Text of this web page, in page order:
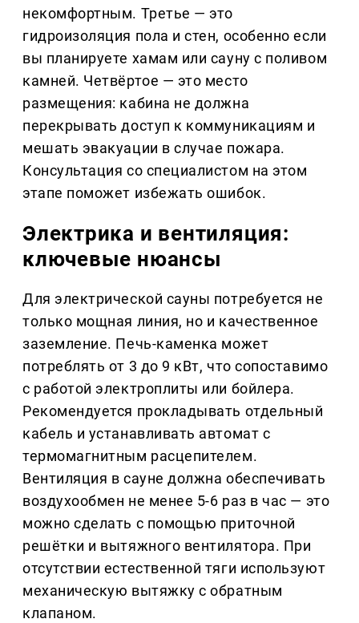
некомфортным. Третье — это
гидроизоляция пола и стен, особенно если
вы планируете хамам или сауну с поливом
камней. Четвёртое — это место
размещения: кабина не должна
перекрывать доступ к коммуникациям и
мешать эвакуации в случае пожара.
Консультация со специалистом на этом
этапе поможет избежать ошибок.
Электрика и вентиляция:
ключевые нюансы
Для электрической сауны потребуется не
только мощная линия, но и качественное
заземление. Печь-каменка может
потреблять от 3 до 9 кВт, что сопоставимо
с работой электроплиты или бойлера.
Рекомендуется прокладывать отдельный
кабель и устанавливать автомат с
термомагнитным расцепителем.
Вентиляция в сауне должна обеспечивать
воздухообмен не менее 5-6 раз в час — это
можно сделать с помощью приточной
решётки и вытяжного вентилятора. При
отсутствии естественной тяги используют
механическую вытяжку с обратным
клапаном.